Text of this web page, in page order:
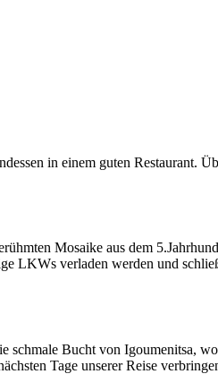
in einem guten Restaurant.
Mosaike aus dem
LKWs verladen werden und
schmale Bucht von Igoumenitsa,
Tage unserer Reise